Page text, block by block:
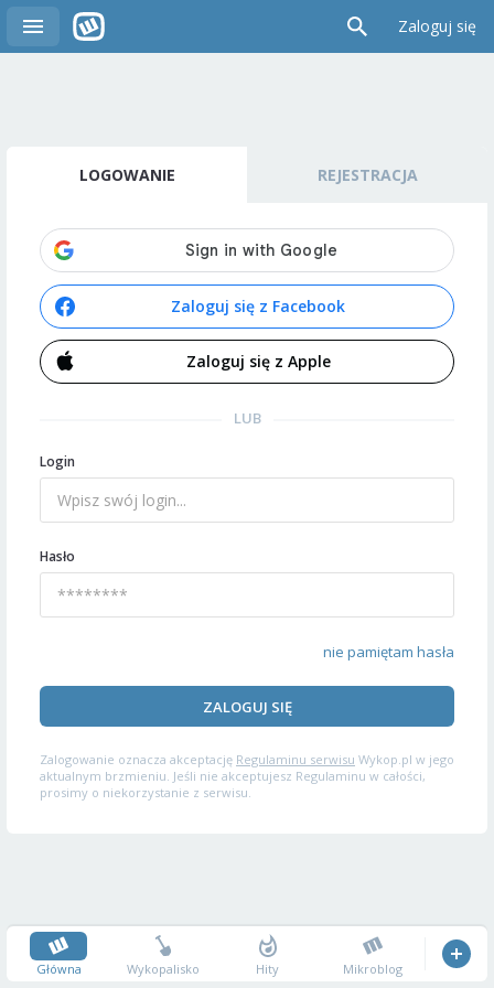
Zaloguj się
LOGOWANIE REJESTRACJA
Zaloguj się z Facebook
Zaloguj się z Apple
LUB
Login
Hasło
nie pamiętam hasła
ZALOGUJ SIĘ
Zalogowanie oznacza akceptację Regulaminu serwisu Wykop.pl w jego
aktualnym brzmieniu. Jeśli nie akceptujesz Regulaminu w całości,
prosimy o niekorzystanie z serwisu.
Główna Wykopalisko Hity Mikroblog